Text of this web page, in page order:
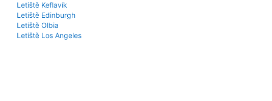
Letiště Keflavík
Letiště Edinburgh
Letiště Olbia
Letiště Los Angeles